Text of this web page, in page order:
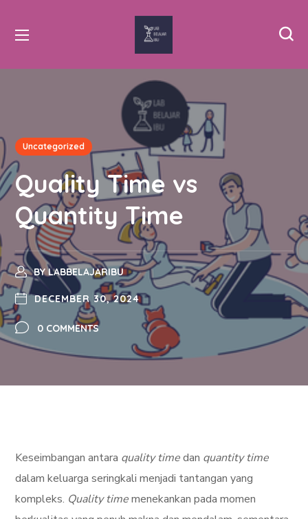
Uncategorized
Quality Time vs
Quantity Time
BYLABBELAJARIBU
DECEMBER 30, 2024
0 COMMENTS
Keseimbangan antara quality timedan quantity time
dalam keluarga seringkali menjadi tantangan yang
kompleks. Quality timemenekankan pada momen